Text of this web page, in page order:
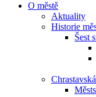
O městě
Aktuality
Historie
Šest